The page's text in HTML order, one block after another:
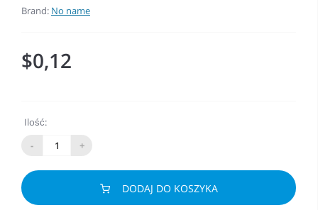
Brand: No name
$0,12
Ilość:
-
+
DODAJ DO KOSZYKA